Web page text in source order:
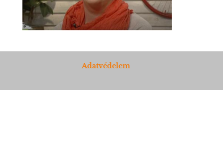
Adatvédelem